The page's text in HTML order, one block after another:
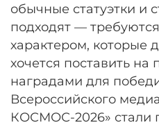
обычные статуэтки и
подходят —
характером, которые
хочется поставить
наградами для
Всероссийского
КОСМОС-2026» стали